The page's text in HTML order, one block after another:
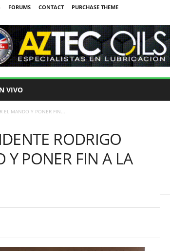
FORUMS CONTACT PURCHASE THEME
VIVO
EL MANDO Y PONER FIN...
RODRIGO
Y PONER FIN A LA